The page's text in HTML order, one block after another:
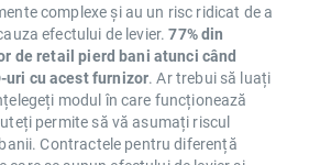
complexe și au un risc ridicat de a
efectului de levier.77% din
de retail pierd bani atunci când
uri cu acest furnizor. Ar trebui să luați
modul în care funcționează
permite să vă asumați riscul
Contractele pentru diferență